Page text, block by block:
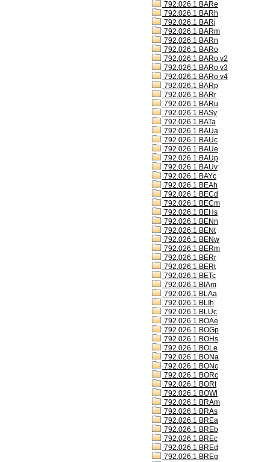
792.026.1 BARe
792.026.1 BARh
792.026.1 BARj
792.026.1 BARm
792.026.1 BARn
792.026.1 BARo
792.026.1 BARo v2
792.026.1 BARo v3
792.026.1 BARo v4
792.026.1 BARp
792.026.1 BARr
792.026.1 BARu
792.026.1 BASy
792.026.1 BATa
792.026.1 BAUa
792.026.1 BAUc
792.026.1 BAUe
792.026.1 BAUp
792.026.1 BAUv
792.026.1 BAYc
792.026.1 BEAh
792.026.1 BECd
792.026.1 BECm
792.026.1 BEHs
792.026.1 BENn
792.026.1 BENt
792.026.1 BENw
792.026.1 BERm
792.026.1 BERr
792.026.1 BERt
792.026.1 BETc
792.026.1 BIAm
792.026.1 BLAa
792.026.1 BLIh
792.026.1 BLUc
792.026.1 BOAe
792.026.1 BOGp
792.026.1 BOHs
792.026.1 BOLe
792.026.1 BONa
792.026.1 BONc
792.026.1 BORc
792.026.1 BORt
792.026.1 BOWl
792.026.1 BRAm
792.026.1 BRAs
792.026.1 BREa
792.026.1 BREb
792.026.1 BREc
792.026.1 BREd
792.026.1 BREg